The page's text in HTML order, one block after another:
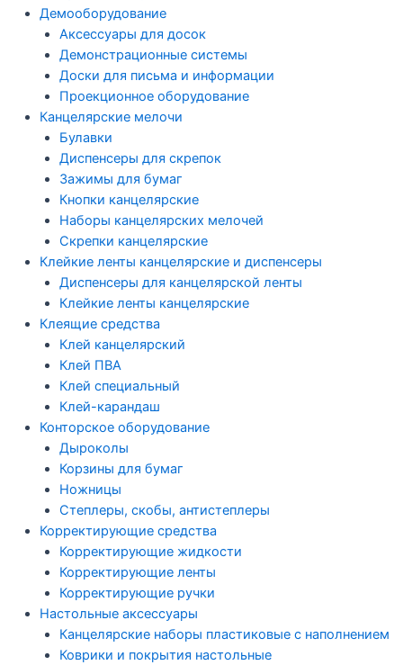
Демооборудование
Аксессуары для досок
Демонстрационные системы
Доски для письма и информации
Проекционное оборудование
Канцелярские мелочи
Булавки
Диспенсеры для скрепок
Зажимы для бумаг
Кнопки канцелярские
Наборы канцелярских мелочей
Скрепки канцелярские
Клейкие ленты канцелярские и диспенсеры
Диспенсеры для канцелярской ленты
Клейкие ленты канцелярские
Клеящие средства
Клей канцелярский
Клей ПВА
Клей специальный
Клей-карандаш
Конторское оборудование
Дыроколы
Корзины для бумаг
Ножницы
Степлеры, скобы, антистеплеры
Корректирующие средства
Корректирующие жидкости
Корректирующие ленты
Корректирующие ручки
Настольные аксессуары
Канцелярские наборы пластиковые с наполнением
Коврики и покрытия настольные